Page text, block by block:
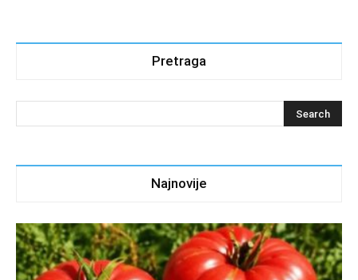
Pretraga
Najnovije